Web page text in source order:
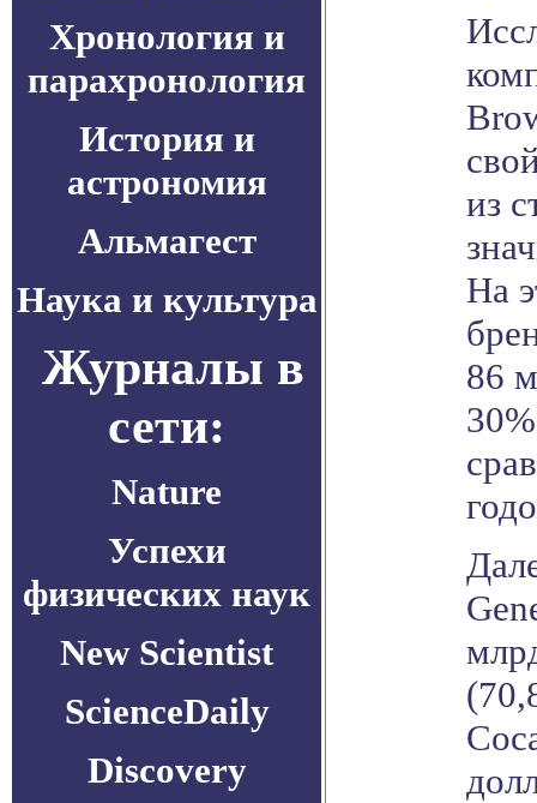
Хронология и
парахронология
История и
астрономия
Альмагест
Наука и культура
Журналы в
сети:
Nature
Успехи
физических наук
New Scientist
ScienceDaily
Discovery
из
На
86